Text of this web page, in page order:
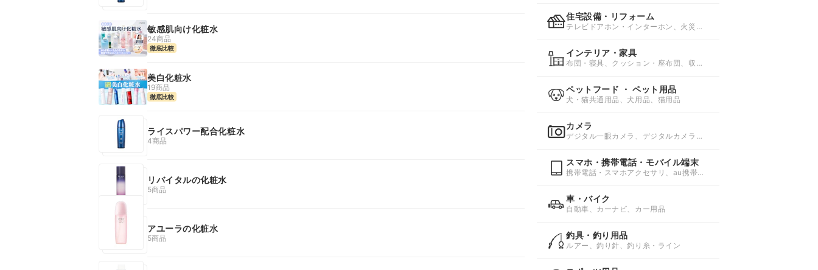
敏感肌向け化粧水
24商品
徹底比較
美白化粧水
19商品
徹底比較
ライスパワー配合化粧水
4商品
リバイタルの化粧水
5商品
アユーラの化粧水
5商品
住宅設備・リフォーム
テレビドアホン・インターホン、火災警
インテリア・家具
布団・寝具、クッション・座布団、収納
ペットフード ・ ペット用品
犬・猫共通用品、犬用品、猫用品
カメラ
デジタル一眼カメラ、デジタルカメラ、
スマホ・携帯電話・モバイル端末
携帯電話・スマホアクセサリ、au携帯電
車・バイク
自動車、カーナビ、カー用品
釣具・釣り用品
ルアー、釣り針、釣り糸・ライン